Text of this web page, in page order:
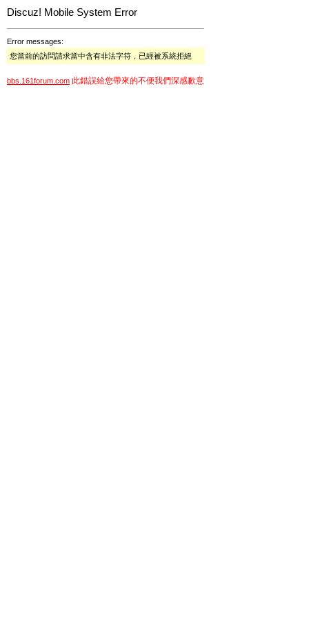
Discuz! Mobile System Error
Error messages:
您當前的訪問請求當中含有非法字符，已經被系統拒絕
bbs.161forum.com 此錯誤給您帶來的不便我們深感歉意